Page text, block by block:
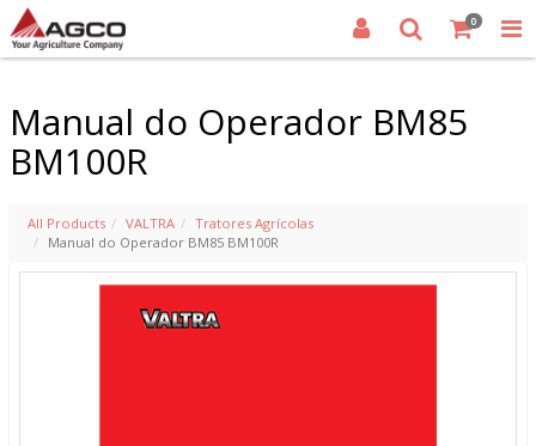
0
Manual do Operador BM85
BM100R
All Products VALTRA
Tratores Agrícolas
Manual do Operador BM85 BM100R